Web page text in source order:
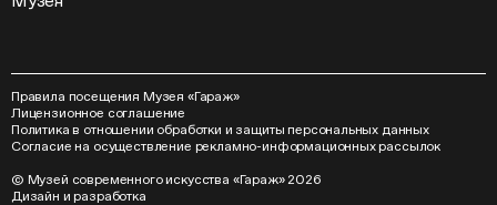
Правила посещения Музея «Гараж»
Лицензионное соглашение
Политика в отношении обработки и защиты персональных данных
Согласие на осуществление рекламно-информационных рассылок
© Музей современного искусства «Гараж» 2026
Дизайн иразработка